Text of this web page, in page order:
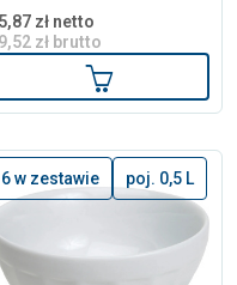
zł netto
zł brutto
Dodaj do
6 w zestawie poj. 0,5 L